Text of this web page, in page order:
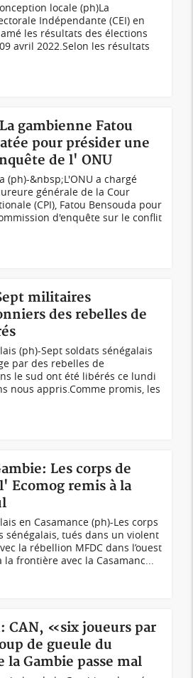
locale (ph)La
Indépendante (CEI) en
les résultats des élections
avril 2022.Selon les résultats
gambienne Fatou
pour présider une
de l' ONU
(ph)-&nbsp;L'ONU a chargé
générale de la Cour
(CPI), Fatou Bensouda pour
d'enquête sur le conflit
militaires
des rebelles de
(ph)-Sept soldats sénégalais
par des rebelles de
le sud ont été libérés ce lundi
nous appris.Comme promis, les
Les corps de
Ecomog remis à la
en Casamance (ph)-Les corps
sénégalais, tués dans un violent
la rébellion MFDC dans l’ouest
la frontière avec la Casamanc...
CAN, «six joueurs par
de gueule du
Gambie passe mal